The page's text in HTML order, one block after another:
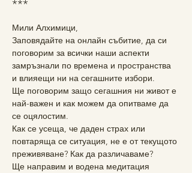
***
Мили Алхимици,
Заповядайте на онлайн събитие, да си
поговорим за всички наши аспекти
замръзнали по времена и пространства
и влияещи ни на сегашните избори.
Ще поговорим защо сегашния ни живот е
най-важен и как можем да опитваме да
се оцялостим.
Как се усеща, че даден страх или
повтаряща се ситуация, не е от текущото
преживяване? Как да различаваме?
Ще направим и водена медитация